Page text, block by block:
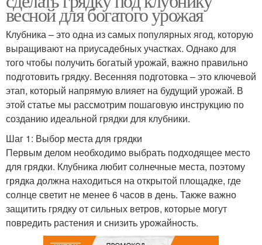
весной для богатого урожая
Клубника – это одна из самых популярных ягод, которую
выращивают на приусадебных участках. Однако для
того чтобы получить богатый урожай, важно правильно
подготовить грядку. Весенняя подготовка – это ключевой
этап, который напрямую влияет на будущий урожай. В
этой статье мы рассмотрим пошаговую инструкцию по
созданию идеальной грядки для клубники.
Шаг 1: Выбор места для грядки
Первым делом необходимо выбрать подходящее место
для грядки. Клубника любит солнечные места, поэтому
грядка должна находиться на открытой площадке, где
солнце светит не менее 6 часов в день. Также важно
защитить грядку от сильных ветров, которые могут
повредить растения и снизить урожайность.